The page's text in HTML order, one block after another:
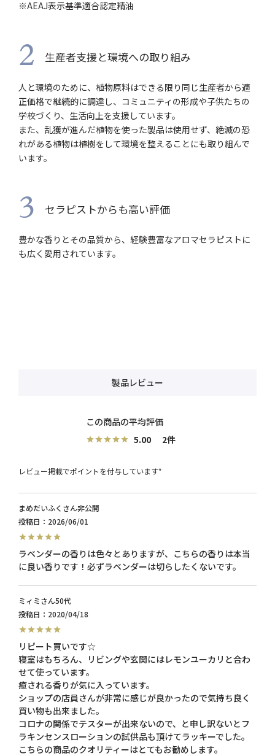
※AEAJ表示基準適合認定精油
2 生産者支援と環境への取り組み
人と環境のために、植物原料はできる限り同じ生産者から適
正価格で継続的に調達し、コミュニティの形成や子供たちの
学校づくり、生活向上を支援しています。
また、乱獲が進んだ植物を使った製品は使用せず、絶滅の恐
れがある植物は植樹をして環境を整えることにも取り組んで
います。
3 セラピストからも高い評価
豊かな香りとその品質から、経験豊富なアロマセラピストに
も広く愛用されています。
製品レビュー
5.00 2
レビュー掲載でポイントを付与しています*
まめだいふく
非公開
投稿日
2026/06/01
ラベンダーの香りは色々とありますが、こちらの香りは本当
ミィミ
50代
投稿日
2020/04/18
リピート買いです☆
寝室はもちろん、リビングや玄関にはレモンユーカリと合わ
せて使っています。
癒される香りが気に入っています。
ショップの店員さんが非常に感じが良かったので気持ち良く
買い物も出来ました。
コロナの関係でテスターが出来ないので、と申し訳ないとフ
ラキンセンスローションの試供品も頂けてラッキーでした。
こちらの商品のクオリティーはとてもお勧めします。